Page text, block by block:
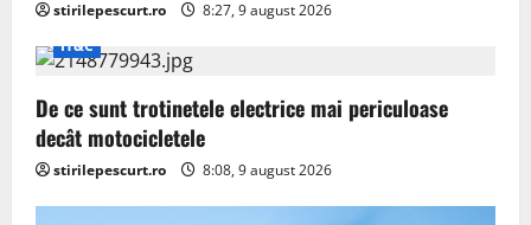
t
i
o
n
stirilepescurt.ro
8:27, 9 august 2026
IT&C
De ce sunt trotinetele electrice mai periculoase
decât motocicletele
stirilepescurt.ro 8:08, 9 august 2026